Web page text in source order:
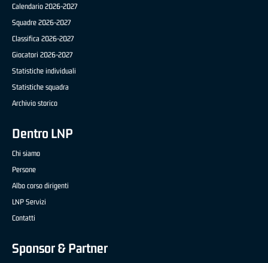
Calendario 2026-2027
Squadre 2026-2027
Classifica 2026-2027
Giocatori 2026-2027
Statistiche individuali
Statistiche squadra
Archivio storico
Dentro LNP
Chi siamo
Persone
Albo corso dirigenti
LNP Servizi
Contatti
Sponsor & Partner